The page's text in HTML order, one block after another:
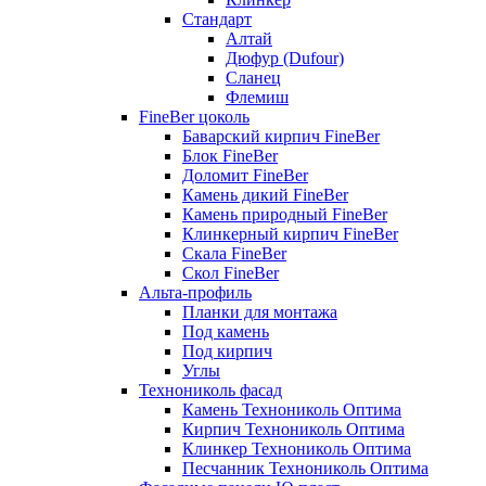
Стандарт
Алтай
Дюфур (Dufour)
Сланец
Флемиш
FineBer цоколь
Баварский кирпич FineBer
Блок FineBer
Доломит FineBer
Камень дикий FineBer
Камень природный FineBer
Клинкерный кирпич FineBer
Скала FineBer
Скол FineBer
Альта-профиль
Планки для монтажа
Под камень
Под кирпич
Углы
Технониколь фасад
Камень Технониколь Оптима
Кирпич Технониколь Оптима
Клинкер Технониколь Оптима
Песчанник Технониколь Оптима